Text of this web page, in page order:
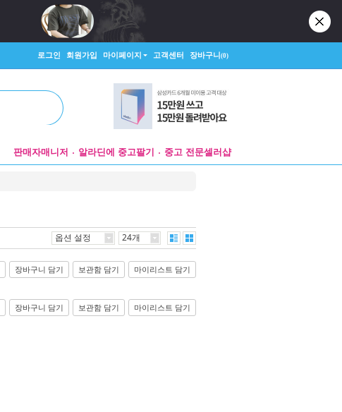
로그인 회원가입 마이페이지 고객센터 장바구니(0)
판매자매니저 알라딘에 중고팔기 중고 전문셀러샵
옵션 설정 24개
장바구니 담기 보관함 담기 마이리스트 담기
장바구니 담기 보관함 담기 마이리스트 담기